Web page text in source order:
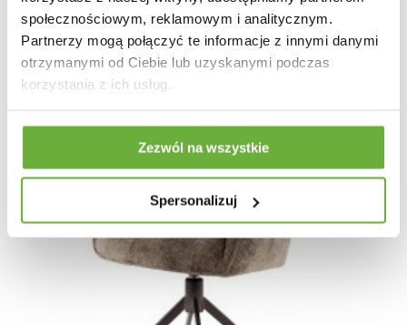
społecznościowym, reklamowym i analitycznym.
Partnerzy mogą połączyć te informacje z innymi danymi
otrzymanymi od Ciebie lub uzyskanymi podczas
korzystania z ich usług.
Zezwól na wszystkie
Spersonalizuj